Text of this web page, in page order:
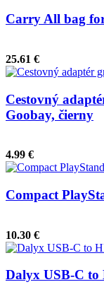
Carry All bag
25.61 €
Cestovný
Goobay, čierny
4.99 €
Compact
10.30 €
Dalyx USB-C